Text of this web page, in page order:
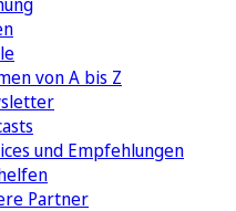
von A bis Z
und Empfehlungen
Partner